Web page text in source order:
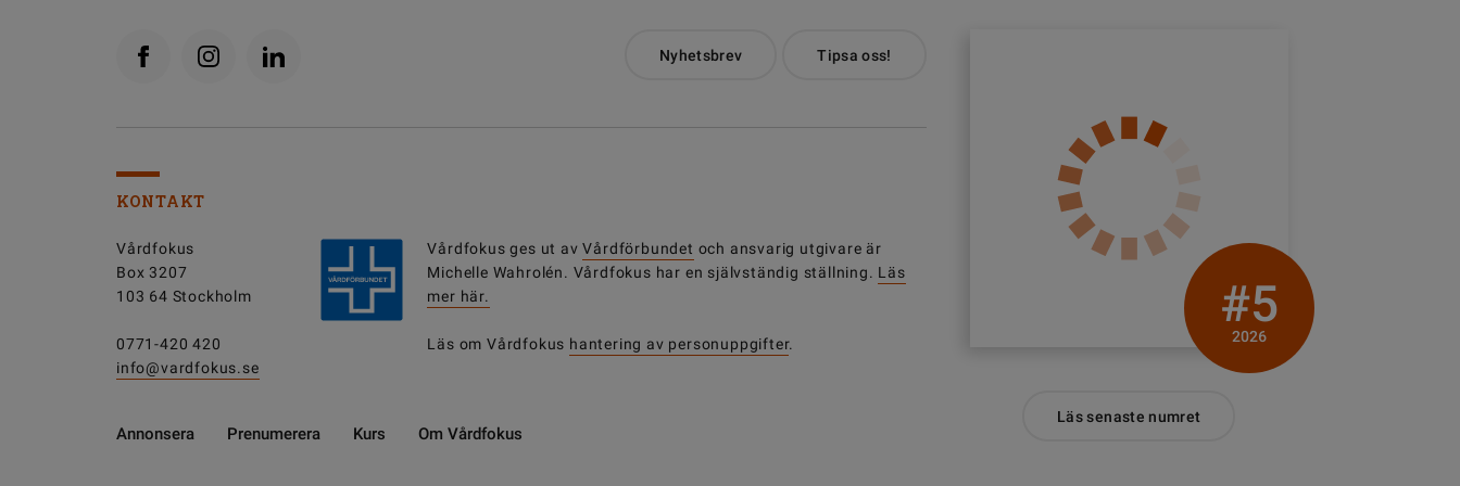
Nyhetsbrev Tipsa oss!
KONTAKT
Vårdfokus
Box 3207
103 64 Stockholm
0771-420 420
info@vardfokus.se
Vårdfokus ges ut avVårdförbundet och ansvarig utgivare är
Michelle Wahrolén. Vårdfokus har en självständig ställning. Läs
mer här.
Läs om Vårdfokus hantering av personuppgifter.
Annonsera Prenumerera Kurs Om Vårdfokus
#5
2026
Läs senaste numret